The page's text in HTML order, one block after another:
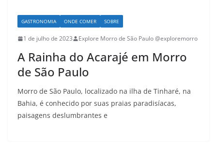
GASTRONOMIA ONDE COMER SOBRE
1 de julho de 2023 Explore Morro de São Paulo @exploremorro
A Rainha do Acarajé em Morro
de São Paulo
Morro de São Paulo, localizado na ilha de Tinharé, na
Bahia, é conhecido por suas praias paradisíacas,
paisagens deslumbrantes e